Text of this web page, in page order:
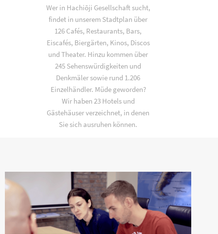
Wer in Hachiōji Gesellschaft sucht,
findet in unserem Stadtplan über
126 Cafés, Restaurants, Bars,
Eiscafés, Biergärten, Kinos, Discos
und Theater. Hinzu kommen über
245 Sehenswürdigkeiten und
Denkmäler sowie rund 1.206
Einzelhändler. Müde geworden?
Wir haben 23 Hotels und
Gästehäuser verzeichnet, in denen
Sie sich ausruhen können.